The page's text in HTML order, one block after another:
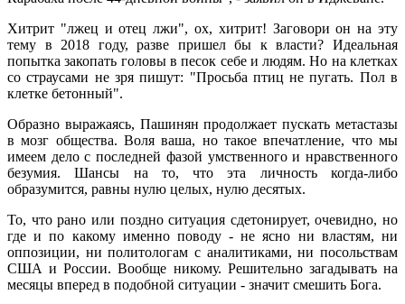
Хитрит "лжец и отец лжи", ох, хитрит! Заговори он на эту
тему в 2018 году, разве пришел бы к власти? Идеальная
попытка закопать головы в песок себе и людям. Но на клетках
со страусами не зря пишут: "Просьба птиц не пугать. Пол в
клетке бетонный".
Образно выражаясь, Пашинян продолжает пускать метастазы
в мозг общества. Воля ваша, но такое впечатление, что мы
имеем дело с последней фазой умственного и нравственного
безумия. Шансы на то, что эта личность когда-либо
образумится, равны нулю целых, нулю десятых.
То, что рано или поздно ситуация сдетонирует, очевидно, но
где и по какому именно поводу - не ясно ни властям, ни
оппозиции, ни политологам с аналитиками, ни посольствам
США и России. Вообще никому. Решительно загадывать на
месяцы вперед в подобной ситуации - значит смешить Бога.